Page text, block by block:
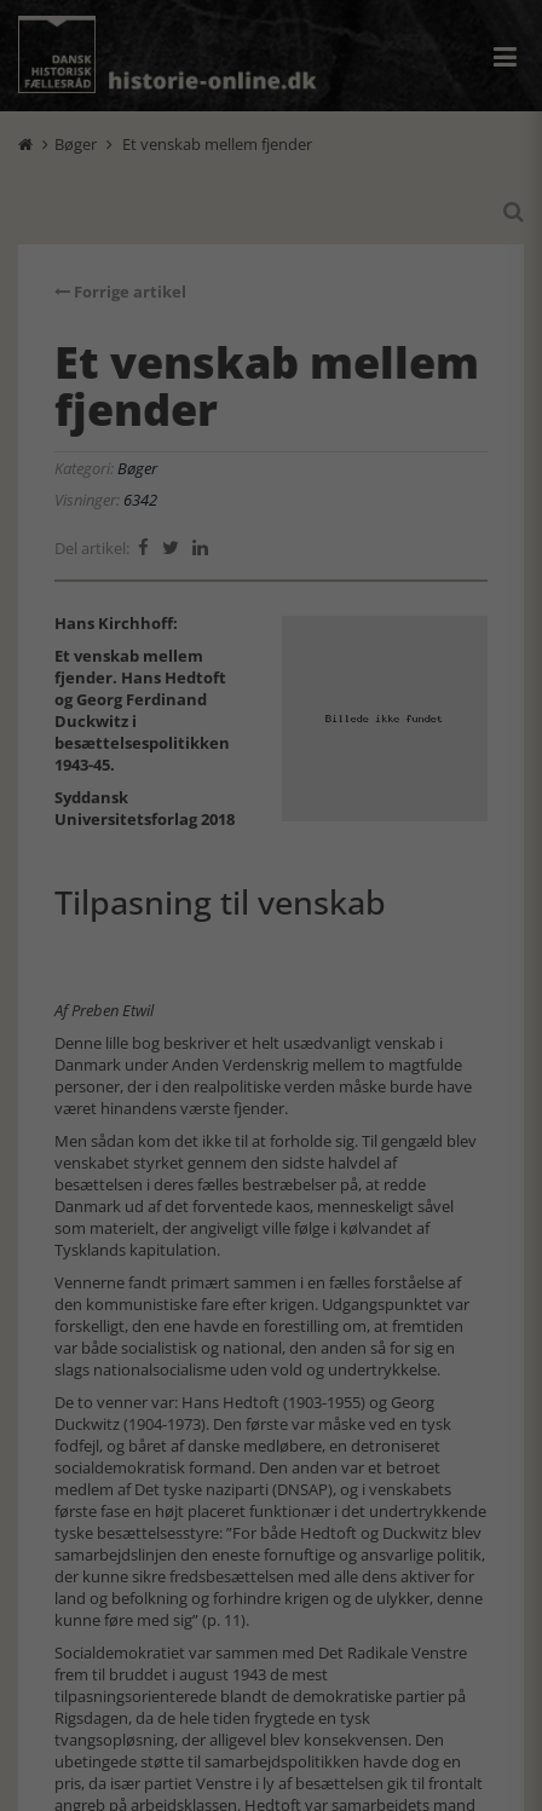
 Bøger  Et venskab mellem fjender

Forrige artikel
Et venskab mellem
fjender
Kategori:Bøger
Visninger: 6342
Del artikel:   
Hans Kirchhoff:
Et venskab mellem
fjender. Hans Hedtoft
og Georg Ferdinand
Duckwitz i
besættelsespolitikken
1943-45.
Syddansk
Universitetsforlag 2018
Tilpasning til venskab
Af Preben Etwil
Denne lille bog beskriver et helt usædvanligt venskab i
Danmark under Anden Verdenskrig mellem to magtfulde
personer, der i den realpolitiske verden måske burde have
været hinandens værste fjender.
Men sådan kom det ikke til at forholde sig. Til gengæld blev
venskabet styrket gennem den sidste halvdel af
besættelsen i deres fælles bestræbelser på, at redde
Danmark ud af det forventede kaos, menneskeligt såvel
som materielt, der angiveligt ville følge i kølvandet af
Tysklands kapitulation.
Vennerne fandt primært sammen i en fælles forståelse af
den kommunistiske fare efter krigen. Udgangspunktet var
forskelligt, den ene havde en forestilling om, at fremtiden
var både socialistisk og national, den anden så for sig en
slags nationalsocialisme uden vold og undertrykkelse.
De to venner var: Hans Hedtoft (1903-1955) og Georg
Duckwitz (1904-1973). Den første var måske ved en tysk
fodfejl, og båret af danske medløbere, en detroniseret
socialdemokratisk formand. Den anden var et betroet
medlem af Det tyske naziparti (DNSAP), og i venskabets
første fase en højt placeret funktionær i det undertrykkende
tyske besættelsesstyre: ”For både Hedtoft og Duckwitz blev
samarbejdslinjen den eneste fornuftige og ansvarlige politik,
der kunne sikre fredsbesættelsen med alle dens aktiver for
land og befolkning og forhindre krigen og de ulykker, denne
kunne føre med sig” (p. 11).
Socialdemokratiet var sammen med Det Radikale Venstre
frem til bruddet i august 1943 de mest
tilpasningsorienterede blandt de demokratiske partier på
Rigsdagen, da de hele tiden frygtede en tysk
tvangsopløsning, der alligevel blev konsekvensen. Den
ubetingede støtte til samarbejdspolitikken havde dog en
pris, da især partiet Venstre i ly af besættelsen gik til frontalt
angreb på arbejdsklassen. Hedtoft var samarbejdets mand